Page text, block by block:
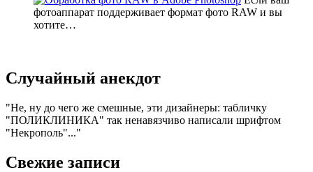
фотоаппарат поддерживает формат фото RAW и вы
хотите…
Случайный анекдот
Не, ну до чего же смешные, эти дизайнеры: табличку
"ПОЛИКЛИНИКА" так ненавязчиво написали шрифтом
"Некрополь"...
Свежие записи